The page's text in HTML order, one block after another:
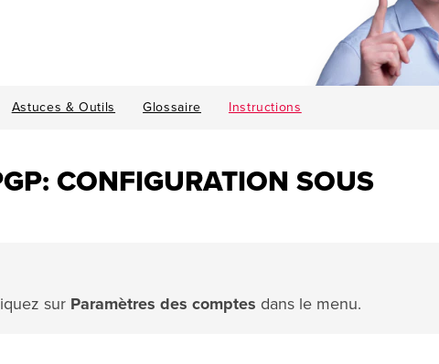
Astuces & Outils Glossaire Instructions
CONFIGURATION SOUS
sur Paramètres des comptes dans le menu.